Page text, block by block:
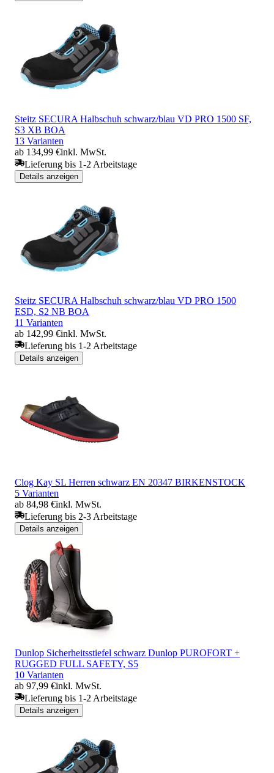
Steitz SECURA Halbschuh schwarz/blau VD PRO 1500 SF,
S3 XB BOA
13 Varianten
ab 134,99 €inkl. MwSt.
Lieferung bis 1-2 Arbeitstage
Details anzeigen
Steitz SECURA Halbschuh schwarz/blau VD PRO 1500
ESD, S2 NB BOA
11 Varianten
ab 142,99 €inkl. MwSt.
Lieferung bis 1-2 Arbeitstage
Details anzeigen
Clog Kay SL Herren schwarz EN 20347 BIRKENSTOCK
5 Varianten
ab 84,98 €inkl. MwSt.
Lieferung bis 2-3 Arbeitstage
Details anzeigen
Dunlop Sicherheitsstiefel schwarz Dunlop PUROFORT +
RUGGED FULL SAFETY, S5
10 Varianten
ab 97,99 €inkl. MwSt.
Lieferung bis 1-2 Arbeitstage
Details anzeigen